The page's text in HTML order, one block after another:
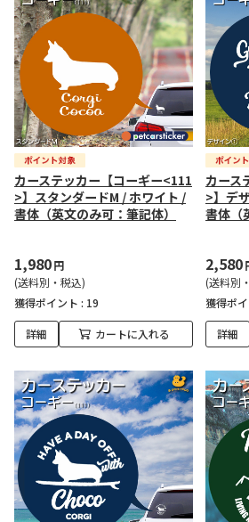
カーステッカー【コーギー<111
>】スタンダードM / ホワイト /
書体（英文のみ可：筆記体）
1,980円
(送料別・税込)
獲得ポイント : 19
詳細 カートに入れる
カース
>】デ
書体（
2,580
(送料別
獲得ポ
詳細